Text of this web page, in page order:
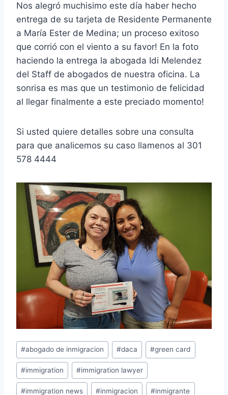
Nos alegró muchisimo este día haber hecho
entrega de su tarjeta de Residente Permanente
a María Ester de Medina; un proceso exitoso
que corrió con el viento a su favor! En la foto
haciendo la entrega la abogada Idi Melendez
del Staff de abogados de nuestra oficina. La
sonrisa es mas que un testimonio de felicidad
al llegar finalmente a este preciado momento!
Si usted quiere detalles sobre una consulta
para que analicemos su caso llamenos al 301
578 4444
#abogado de inmigracion #daca #green card
#immigration #immigration lawyer
#immigration news #inmigracion #inmigrante